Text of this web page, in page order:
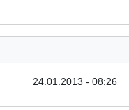
24.01.2013 - 08:26